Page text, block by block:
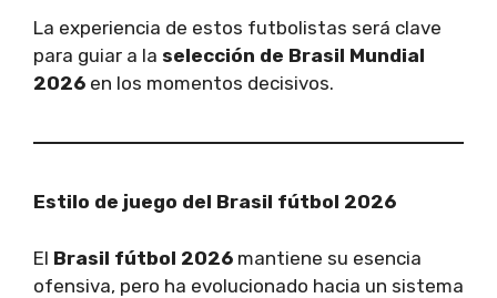
La experiencia de estos futbolistas será clave
para guiar a la selección de Brasil Mundial
2026 en los momentos decisivos.
Estilo de juego del Brasil fútbol 2026
El Brasil fútbol 2026 mantiene su esencia
ofensiva, pero ha evolucionado hacia un sistema